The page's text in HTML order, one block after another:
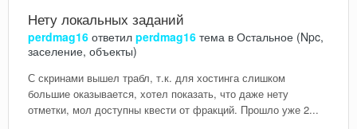
Нету локальных заданий
perdmag16 ответил perdmag16 тема в Остальное (Npc,
заселение, объекты)
С скринами вышел трабл, т.к. для хостинга слишком
большие оказывается, хотел показать, что даже нету
отметки, мол доступны квести от фракций. Прошло уже 2...